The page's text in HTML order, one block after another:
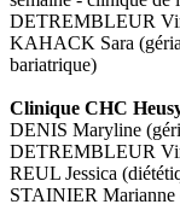
DETREMBLEUR
KAHACK Sara
bariatrique)
Clinique CHC
DENIS Maryline
DETREMBLEUR
REUL Jessica
STAINIER Marianne